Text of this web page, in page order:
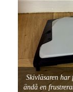
Skivläsaren har
ändå en